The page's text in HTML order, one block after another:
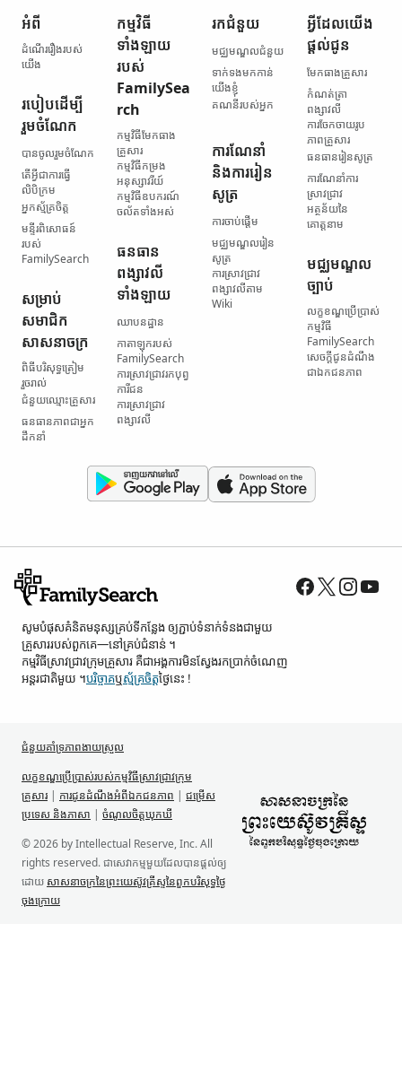
អំពី
ដំណើររឿង​របស់​
យើង
របៀប​ដើម្បី​
រួមចំណែក
បានចូលរួមចំណែក
តើ​អ្វី​ជា​ការធ្វើ​
លិបិក្រម
អ្នកស្ម័គ្រចិត្ត
មន្ទីរ​ពិសោធន៍​
របស់
FamilySearch
សម្រាប់​
សមាជិក​
សាសនាចក្រ
ពិធី​បរិសុទ្ធ​ត្រៀម​
រួចរាល់
ជំនួយ​ឈ្មោះ​គ្រួសារ
ធនធាន​ភាពជាអ្នក
ដឹកនាំ
កម្មវិធី​
ទាំងឡាយ​
របស់
FamilySea
rch
កម្មវិធី​មែកធាង​
គ្រួសារ
កម្មវិធី​កម្រង​
អនុស្សាវរីយ៍
កម្មវិធី​ឧបករណ៍​
ចល័ត​ទាំងអស់
ធនធាន​
ពង្សាវលី​
ទាំងឡាយ
ឈាបនដ្ឋាន
កាតាឡុក​របស់
FamilySearch
ការស្រាវជ្រាវ​រក​បុព្វ
ការីជន
ការស្រាវជ្រាវ​
ពង្សាវលី
រក​ជំនួយ
មជ្ឈមណ្ឌល​ជំនួយ
ទាក់ទង​មកកាន់​
យើងខ្ញុំ
គណនី​របស់​អ្នក
ការណែនាំ
និង​ការរៀន
សូត្រ
ការចាប់ផ្ដើម
មជ្ឈមណ្ឌល​រៀន
សូត្រ
ការស្រាវជ្រាវ​
ពង្សាវលី​តាម
Wiki
អ្វី​ដែល​យើង​
ផ្ដល់ជូន
មែកធាង​គ្រួសារ
កំណត់ត្រា​
ពង្សាវលី
ការចែកចាយ​រូប
ភាព​គ្រួសារ
ធនធាន​រៀនសូត្រ
ការណែនាំ​ការ
ស្រាវជ្រាវ
អត្ថន័យ​នៃ​
គោត្តនាម
មជ្ឈមណ្ឌល​
ច្បាប់
លក្ខខណ្ឌ​ប្រើប្រាស់​
កម្មវិធី
FamilySearch
សេចក្តីជូនដំណឹង​
ជា​ឯកជនភាព
សូម​បំផុស​គំនិត​មនុស្ស​គ្រប់ទី​កន្លែង ឲ្យ​ភ្ជាប់​ទំនាក់ទំនង​ជាមួយ​
គ្រួសារ​របស់​ពួកគេ—នៅ​គ្រប់​ជំនាន់ ។
កម្មវិធី​ស្រាវជ្រាវ​ក្រុមគ្រួសារ គឺជា​អង្គការ​មិន​ស្វែង​រក​ប្រាក់​ចំណេញ​
អន្តរជាតិ​មួយ ។បរិច្ចាគឬស្ម័គ្រចិត្តថ្ងៃនេះ !
ជំនួយគាំទ្រ​ភាពងាយស្រួល
លក្ខខណ្ឌ​ប្រើប្រាស់​របស់​កម្មវិធី​ស្រាវជ្រាវ​ក្រុម
គ្រួសារ | ការជូន​ដំណឹង​អំពី​ឯកជនភាព | ជម្រើស
ប្រទេស និង​ភាសា | ចំណូលចិត្ត​ឃុកឃី
© 2026 by Intellectual Reserve, Inc. All
rights reserved. ជា​សេវាកម្ម​មួយ​ដែល​បាន​ផ្ដល់​ឲ្យ​
ដោយ សាសនាចក្រ​នៃ​ព្រះយេស៊ូវគ្រីស្ទ​នៃ​ពួក​បរិសុទ្ធ​ថ្ងៃ​
ចុង​ក្រោយ